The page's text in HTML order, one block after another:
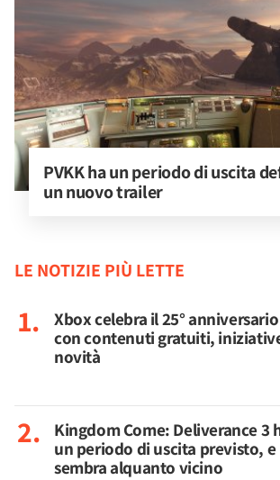
PVKK ha un periodo di uscita
un nuovo trailer
LE NOTIZIE PIÙ LETTE
Xbox celebra il 25° anniversario
con contenuti gratuiti,
novità
Kingdom Come: Deliverance 3
un periodo di uscita previsto, e
sembra alquanto vicino